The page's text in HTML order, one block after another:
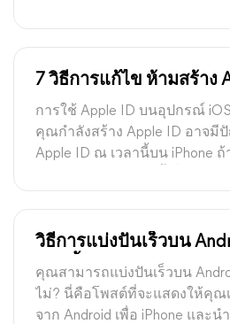
7 วิธีการแก้ไข ห้ามสร้าง
การใช้ Apple ID บนอุปกรณ์
คุณกำลังสร้าง Apple ID อาจมี
Apple ID ณ เวลานี้บน iPhone
วิธีการแบ่งปันเร็วบน
ด้วยขั้นตอนง่ายๆ
คุณสามารถแบ่งปันเร็วบน
ไม่? นี่คือโพสต์ที่จะแสดงให้คุณ
จาก Android เพื่อ iPhone และน